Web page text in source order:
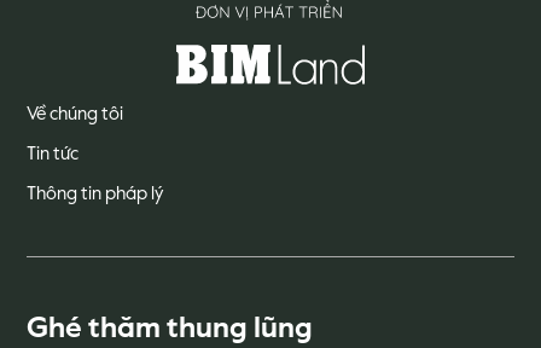
Về chúng tôi
Tin tức
Thông tin pháp lý
Ghé thăm thung lũng